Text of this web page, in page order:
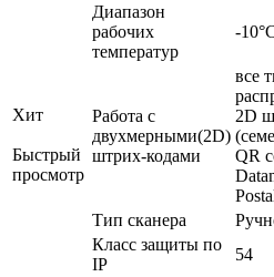
Хит
Быстрый
просмотр
Диапазон
рабочих
температур
-
Работа с
двухмерными(2D)
штрих-кодами
все
2D
QR
Тип сканера
Класс защиты по
IP
54